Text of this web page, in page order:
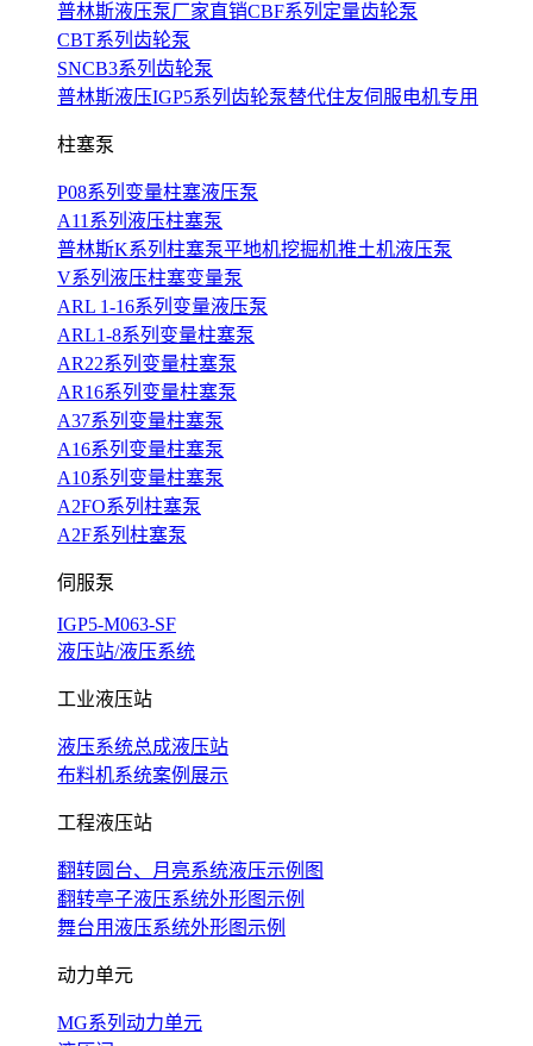
普林斯液压泵厂家直销CBF系列定量齿轮泵
CBT系列齿轮泵
SNCB3系列齿轮泵
普林斯液压IGP5系列齿轮泵替代住友伺服电机专用
柱塞泵
P08系列变量柱塞液压泵
A11系列液压柱塞泵
普林斯K系列柱塞泵平地机挖掘机推土机液压泵
V系列液压柱塞变量泵
ARL 1-16系列变量液压泵
ARL1-8系列变量柱塞泵
AR22系列变量柱塞泵
AR16系列变量柱塞泵
A37系列变量柱塞泵
A16系列变量柱塞泵
A10系列变量柱塞泵
A2FO系列柱塞泵
A2F系列柱塞泵
伺服泵
IGP5-M063-SF
液压站/液压系统
工业液压站
液压系统总成液压站
布料机系统案例展示
工程液压站
翻转圆台、月亮系统液压示例图
翻转亭子液压系统外形图示例
舞台用液压系统外形图示例
动力单元
MG系列动力单元